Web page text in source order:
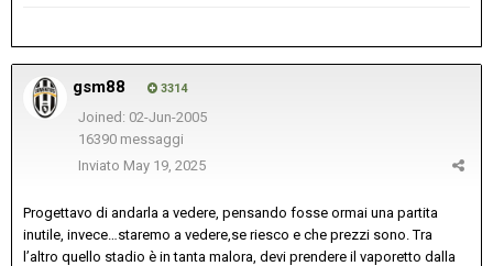
gsm88 3314
Joined: 02-Jun-2005
16390 messaggi
Inviato May 19, 2025
Progettavo di andarla a vedere, pensando fosse ormai una partita
inutile, invece…staremo a vedere,se riesco e che prezzi sono. Tra
l’altro quello stadio è in tanta malora, devi prendere il vaporetto dalla